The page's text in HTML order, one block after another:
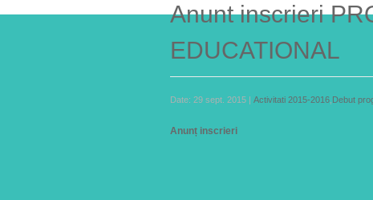
Anunt inscrieri
EDUCATIONAL
Date: 29 sept. 2015 | Activitati 2015-2016 Debut
Anunț inscrieri